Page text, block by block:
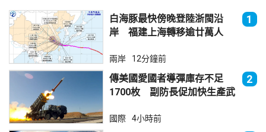
白海豚最快傍晚登陸浙閩沿
岸 福建上海轉移逾廿萬人
1
兩岸 12分鐘前
傳美國愛國者導彈庫存不足
1700枚 副防長促加快生產武
2
國際 4小時前